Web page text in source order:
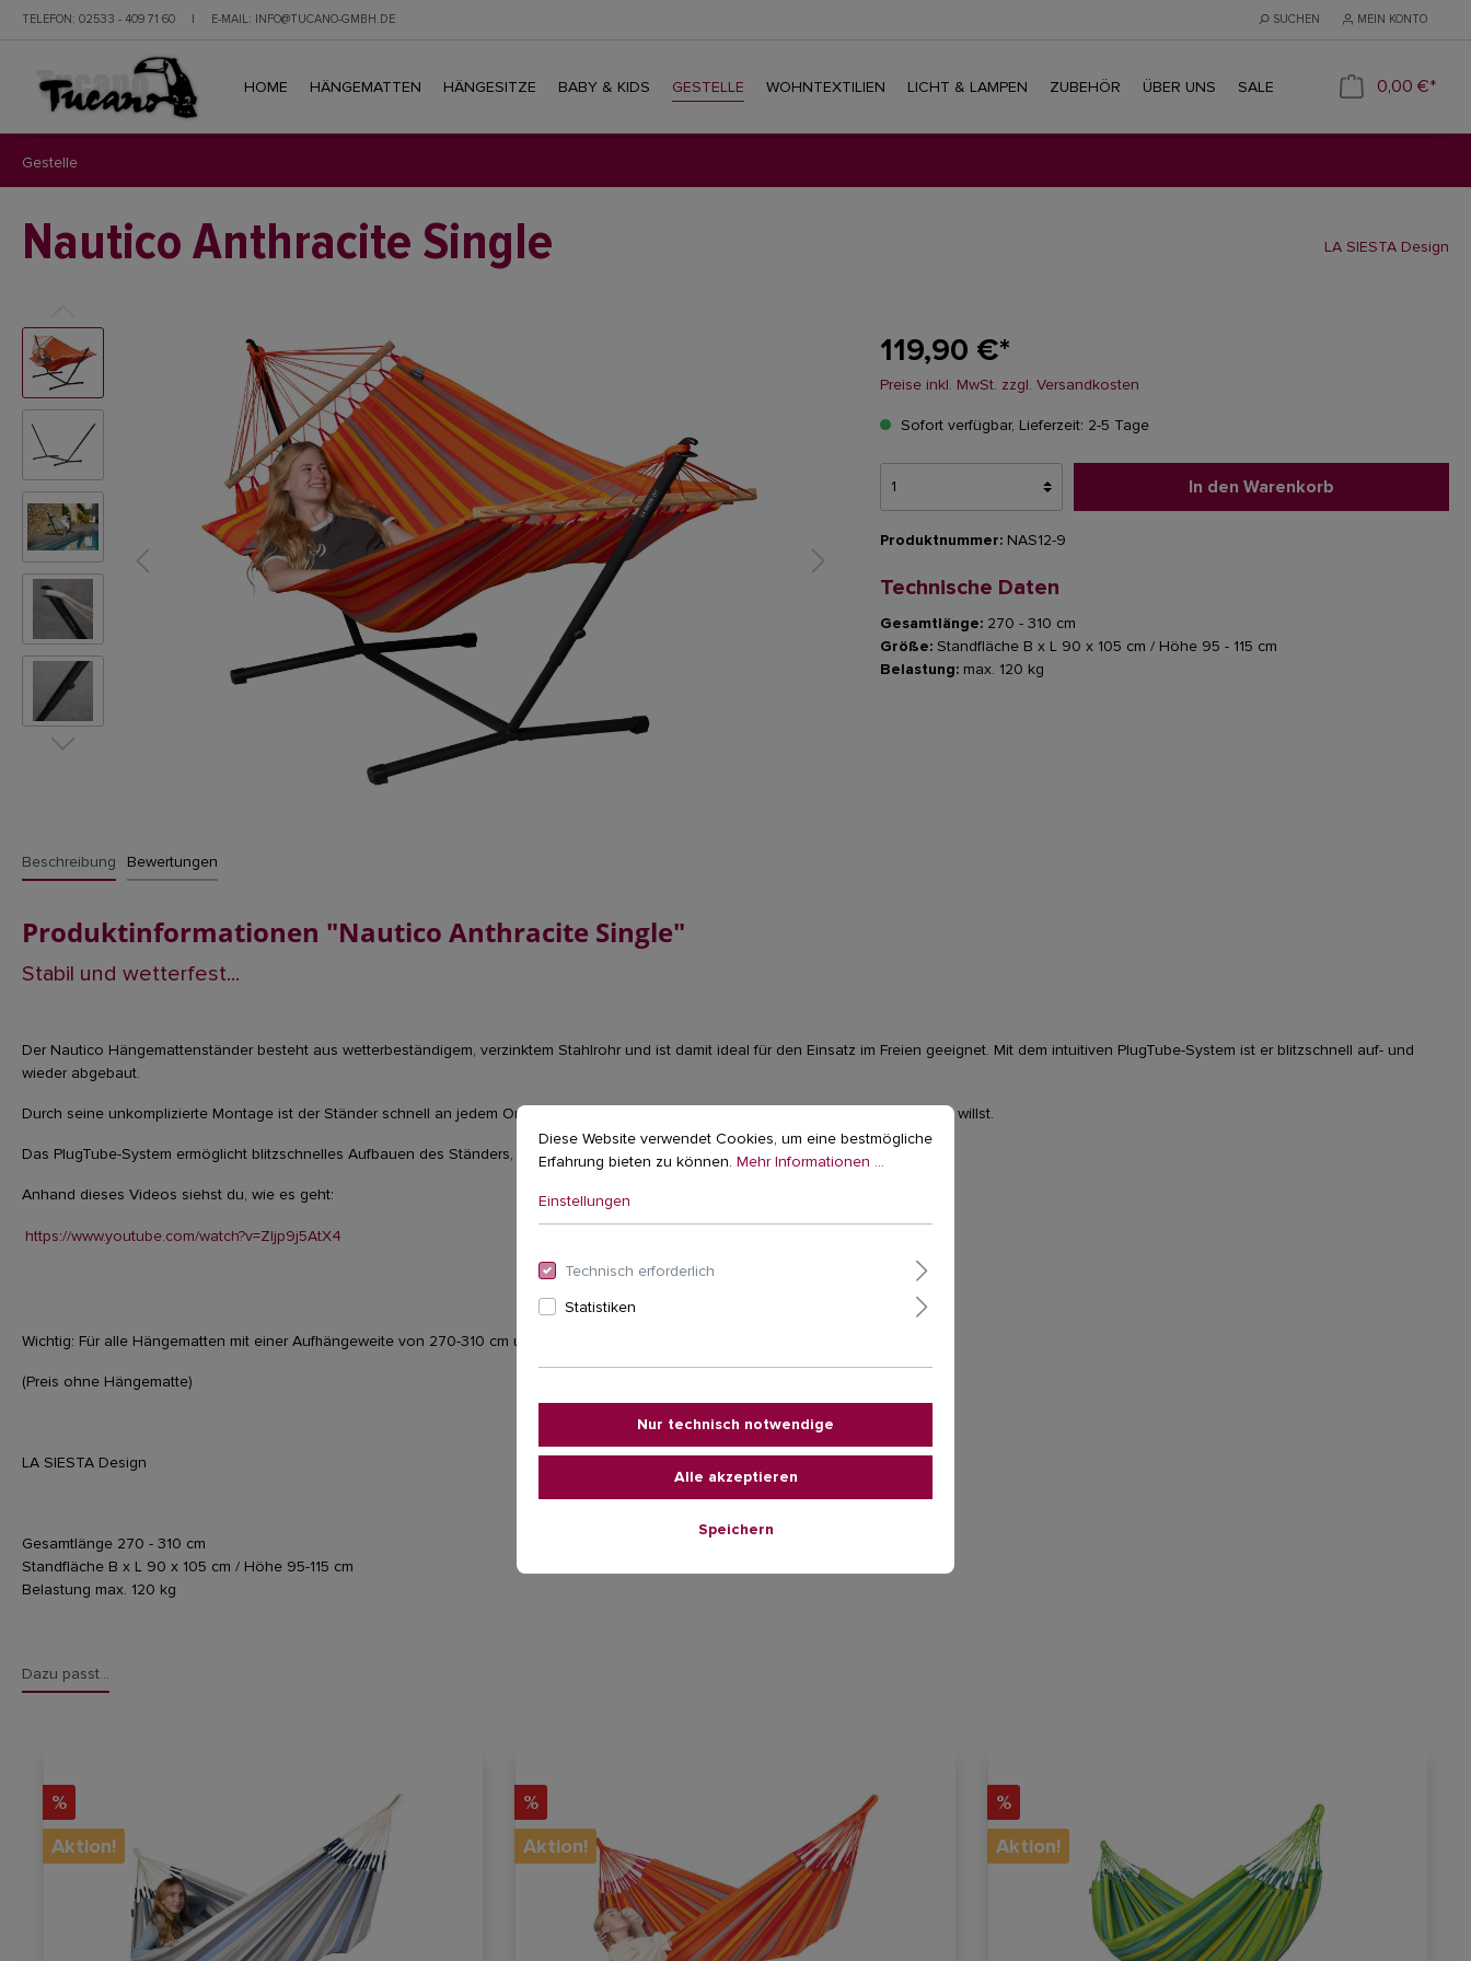
TELEFON: 02533 - 409 71 60 | E-MAIL: INFO@TUCANO-GMBH.DE SUCHEN MEIN KONTO
HOME HÄNGEMATTEN HÄNGESITZE BABY & KIDS GESTELLE WOHNTEXTILIEN LICHT & LAMPEN ZUBEHÖR ÜBER UNS SALE 0,00 €*
Gestelle
Nautico Anthracite Single LA SIESTA Design
119,90 €*
Preise inkl. MwSt. zzgl. Versandkosten
Sofort verfügbar, Lieferzeit: 2-5 Tage
In den Warenkorb
Produktnummer: NAS12-9
Technische Daten
Gesamtlänge: 270 - 310 cm
Größe: Standfläche B x L 90 x 105 cm / Höhe 95 - 115 cm
Belastung: max. 120 kg
Beschreibung Bewertungen
Produktinformationen "Nautico Anthracite Single"
Stabil und wetterfest...
Der Nautico Hängemattenständer besteht aus wetterbeständigem, verzinktem Stahlrohr und ist damit ideal für den Einsatz im Freien geeignet. Mit dem intuitiven PlugTube-System ist er blitzschnell auf- und
wieder abgebaut.
Durch seine unkomplizierte Montage ist der Ständer schnell an jedem Ort einsetzbar - genau da wo du deine neue Wohlfühloase haben willst.
Das PlugTube-System ermöglicht blitzschnelles Aufbauen des Ständers, indem Sie die Rohre einfach zusammenstecken bis es klickt.
Anhand dieses Videos siehst du, wie es geht:
https://www.youtube.com/watch?v=ZIjp9j5AtX4
Wichtig: Für alle Hängematten mit einer Aufhängeweite von 270-310 cm und für alle Stabhängematten geeignet.
(Preis ohne Hängematte)
LA SIESTA Design
Gesamtlänge 270 - 310 cm
Standfläche B x L 90 x 105 cm / Höhe 95-115 cm
Belastung max. 120 kg
Dazu passt...
%
Aktion!
%
Aktion!
%
Aktion!
Diese Website verwendet Cookies, um eine bestmögliche
Erfahrung bieten zu können. Mehr Informationen ...
Einstellungen
Technisch erforderlich
Statistiken
Nur technisch notwendige
Alle akzeptieren
Speichern